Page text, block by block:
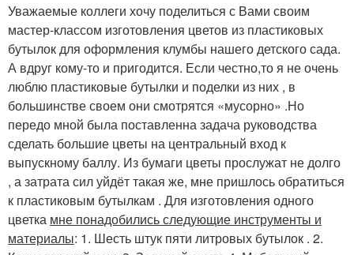
Уважаемые коллеги хочу поделиться с Вами своим
мастер-классом изготовления цветов из пластиковых
бутылок для оформления клумбы нашего детского сада.
А вдруг кому-то и пригодится. Если честно,то я не очень
люблю пластиковые бутылки и поделки из них , в
большинстве своем они смотрятся «мусорно» .Но
передо мной была поставленна задача руководства
сделать большие цветы на центральный вход к
выпускному баллу. Из бумаги цветы прослужат не долго
, а затрата сил уйдёт такая же, мне пришлось обратиться
к пластиковым бутылкам . Для изготовления одного
цветка мне понадобились следующие инструменты и
материалы: 1. Шесть штук пяти литровых бутылок . 2.